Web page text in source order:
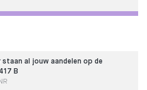
al jouw aandelen op de
B